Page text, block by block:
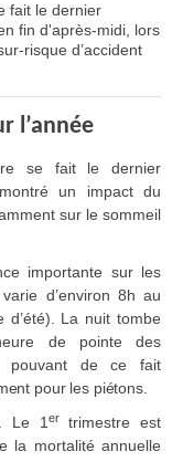
fait le dernier
fin d'après-midi, lors
risque d’accident
l’année
se fait le dernier
un impact du
sur le sommeil
importante sur les
d’environ 8h au
d’été). La nuit tombe
de pointe des
pouvant de ce fait
pour les piétons.
Le 1 ertrimestre est
la mortalité annuelle